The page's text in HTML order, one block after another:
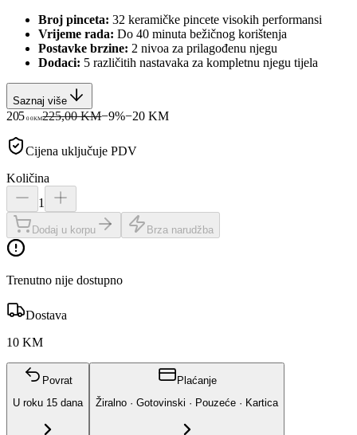
Broj pinceta: 32 keramičke pincete visokih performansi
Vrijeme rada: Do 40 minuta bežičnog korištenja
Postavke brzine: 2 nivoa za prilagođenu njegu
Dodaci: 5 različitih nastavaka za kompletnu njegu tijela
Saznaj više
205 00KM225,00 KM−9%−20 KM
Cijena uključuje PDV
Količina
1
Dodaj u korpu Brza narudžba
Trenutno nije dostupno
Dostava
10 KM
Povrat
U roku 15 dana
Plaćanje
Žiralno · Gotovinski · Pouzeće · Kartica